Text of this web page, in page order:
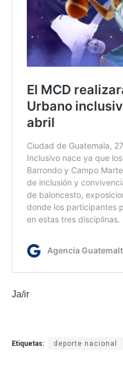
Ja/ir
Etiquetas: deporte nacional